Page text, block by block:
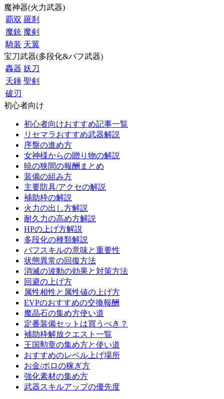
魔神器(火力武器)
覇双 羅刹
魔銃 魔剣
騎装 天翼
宝刀武器(多段化&バフ武器)
轟器 妖刀
天錘 聖剣
破刃
初心者向け
初心者向けおすすめ記事一覧
リセマラおすすめ武器解説
序盤の進め方
女神様からの贈り物の解説
暁の狭間の報酬まとめ
装備の組み方
主要防具/アクセの解説
補助枠の解説
火力の出し方解説
耐久力の高め方解説
HPの上げ方解説
多段化の種類解説
バフスキルの意味と重要性
状態異常の回復方法
消滅の波動の効果と対策方法
回避の上げ方
属性相性と属性値の上げ方
EVPのおすすめの交換報酬
魔晶石の集め方使い道
定番装備セットは買うべき？
補助枠解放クエスト一覧
王国勲章の集め方と使い道
おすすめのレベル上げ場所
お金/ポロの稼ぎ方
強化素材の集め方
武器スキルアップの優先度